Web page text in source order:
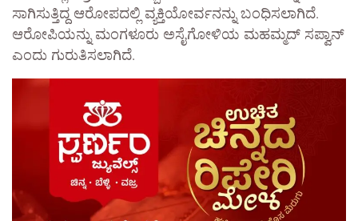
ಸಾಗಿಸುತ್ತಿದ್ದ ಆರೋಪದಲ್ಲಿ ವ್ಯಕ್ತಿಯೋರ್ವನನ್ನು ಬಂಧಿಸಲಾಗಿದೆ.
ಆರೋಪಿಯನ್ನು ಮಂಗಳೂರು ಅಸೈಗೋಳಿಯ ಮಹಮ್ಮದ್ ಸಪ್ವಾನ್
ಎಂದು ಗುರುತಿಸಲಾಗಿದೆ.